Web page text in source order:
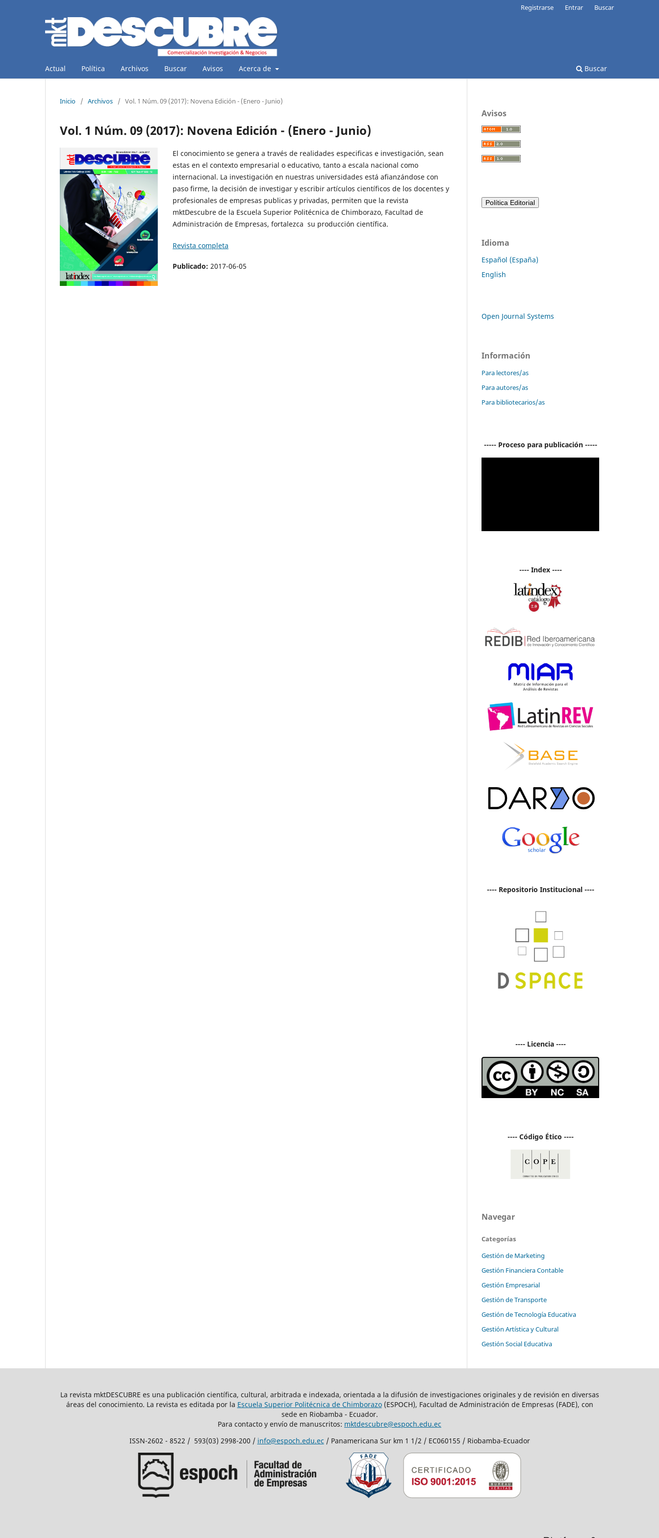
Actual Política Archivos Buscar Avisos Acerca de Buscar
Registrarse Entrar Buscar
Inicio / Archivos / Vol. 1 Núm. 09 (2017): Novena Edición - (Enero - Junio)
Vol. 1 Núm. 09 (2017): Novena Edición - (Enero - Junio)
El conocimiento se genera a través de realidades especificas e investigación, sean
estas en el contexto empresarial o educativo, tanto a escala nacional como
internacional. La investigación en nuestras universidades está afianzándose con
paso firme, la decisión de investigar y escribir artículos científicos de los docentes y
profesionales de empresas publicas y privadas, permiten que la revista
mktDescubre de la Escuela Superior Politécnica de Chimborazo, Facultad de
Administración de Empresas, fortalezca su producción científica.
Revista completa
Publicado: 2017-06-05
Avisos
Idioma
Español (España)
English
Open Journal Systems
Información
Para lectores/as
Para autores/as
Para bibliotecarios/as
----- Proceso para publicación -----
---- Index ----
---- Repositorio Institucional ----
---- Licencia ----
---- Código Ético ----
Navegar
Categorías
Gestión de Marketing
Gestión Financiera Contable
Gestión Empresarial
Gestión de Transporte
Gestión de Tecnología Educativa
Gestión Artística y Cultural
Gestión Social Educativa
La revista mktDESCUBRE es una publicación científica, cultural, arbitrada e indexada, orientada a la difusión de investigaciones originales y de revisión en diversas
áreas del conocimiento. La revista es editada por la Escuela Superior Politécnica de Chimborazo(ESPOCH), Facultad de Administración de Empresas (FADE), con
sede en Riobamba - Ecuador.
Para contacto y envío de manuscritos: mktdescubre@espoch.edu.ec
ISSN-2602 - 8522 / 593(03) 2998-200 / info@espoch.edu.ec / Panamericana Sur km 1 1/2 / EC060155 / Riobamba-Ecuador